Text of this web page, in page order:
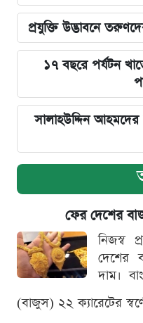
প্রযুক্তি উদ্ভাবনে
১৭ বছরে পর্যটন
সালাহউদ্দিন
ফের দেশের
নিজস্ব
দেশের
দাম।
(বাজুস) ২২ ক্যারেটের